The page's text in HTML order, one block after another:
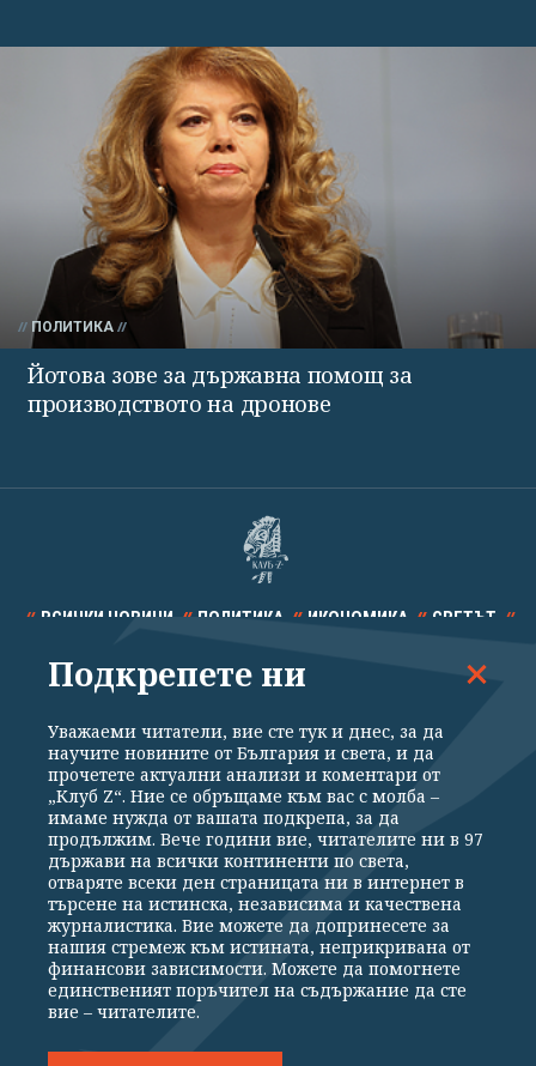
ПОЛИТИКА
Йотова зове за държавна помощ за
производството на дронове
ВСИЧКИ НОВИНИ ПОЛИТИКА ИКОНОМИКА СВЕТЪТ
СПОРТ КУЛТУРА ТЕХНОЛОГИИ КАЛЕЙДОСКОП
Общи условия
Политика за поверителност
Реклама
Партньори Контакти
За Клуб Z
Екип
Подкрепете ни
Издател на www.clubz.bg е „Клуб Зебра Медия“ ЕООД, София, ул. "Алеко
Константинов" 3. Всички права запазени 2026 „Клуб Зебра Медия“
Препечатването на материали, снимки и видео от www.clubz.bg без
Подкрепете ни
Уважаеми читатели, вие сте тук и днес, за да
научите новините от България и света, и да
прочетете актуални анализи и коментари от
„Клуб Z“. Ние се обръщаме към вас с молба –
имаме нужда от вашата подкрепа, за да
продължим. Вече години вие, читателите ни в 97
държави на всички континенти по света,
отваряте всеки ден страницата ни в интернет в
търсене на истинска, независима и качествена
журналистика. Вие можете да допринесете за
нашия стремеж към истината, неприкривана от
финансови зависимости. Можете да помогнете
единственият поръчител на съдържание да сте
вие – читателите.